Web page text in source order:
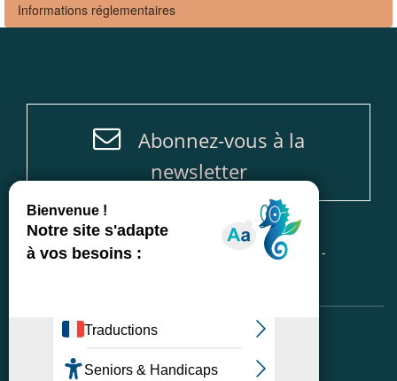
Informations réglementaires
Abonnez-vous à la
newsletter
Accueil- Plan du site Mentions légales
-